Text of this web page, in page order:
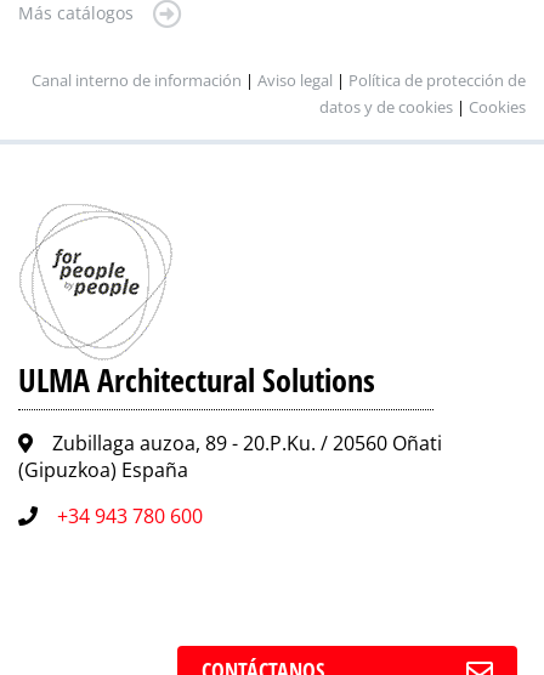
Más catálogos
Canal interno de información | Aviso legal | Política de protección de
datos y de cookies | Cookies
ULMA Architectural Solutions
Zubillaga auzoa, 89 - 20.P.Ku. / 20560 Oñati
(Gipuzkoa) España
+34 943 780 600